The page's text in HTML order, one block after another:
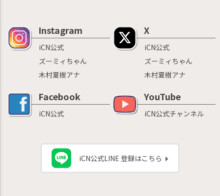
Instagram
iCN公式
ズーミィちゃん
木村夏樹アナ
X
iCN公式
ズーミィちゃん
木村夏樹アナ
Facebook
iCN公式
YouTube
iCN公式チャンネル
iCN公式LINE 登録はこちら